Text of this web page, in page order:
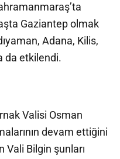
Gaziantep olmak
Adana, Kilis,
da etkilendi.
Valisi Osman
devam ettiğini
Vali Bilgin şunları